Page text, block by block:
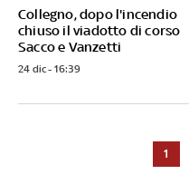
Collegno, dopo l'incendio
chiuso il viadotto di corso
Sacco e Vanzetti
24 dic - 16:39
1